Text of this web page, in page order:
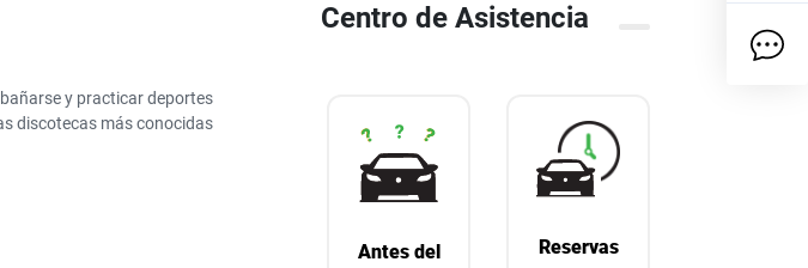
y practicar deportes
discotecas más conocidas
Centro de Asistencia
Antes del
Reservas